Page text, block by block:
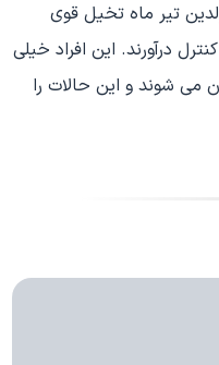
تیر ماه تخیل قوی
درآورند. این افراد خیلی
می شوند و این حالات را